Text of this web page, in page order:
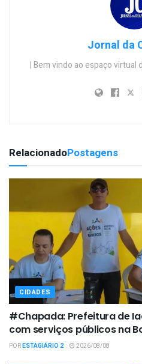
Jornal da
| Bem vindo ao espaço virtual
RelacionadoPostagens
CIDADES
#Chapada: Prefeitura de
com serviços públicos na
PORESTAGIÁRIO 2 2026/08/08